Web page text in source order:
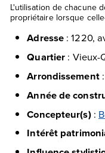
L'utilisation de chacune
propriétaire lorsque
Adresse :1220,
Quartier : Vieux-
Arrondissement:
Année de
Concepteur(s):
Intérêt